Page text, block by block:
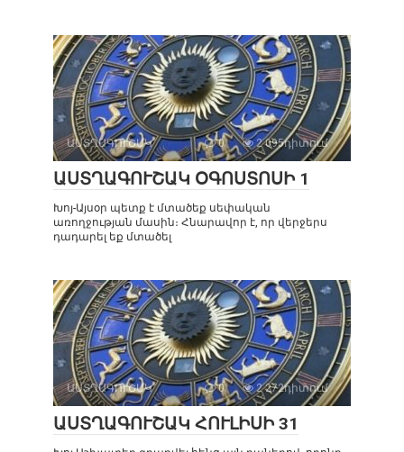
ԱՍՏՂԱԳՈՒՇԱԿ 0 2 095դիտում
ԱՍՏՂԱԳՈՒՇԱԿ ՕԳՈՍՏՈՍԻ 1
Խոյ-Այսօր պետք է մտածեք սեփական
առողջության մասին։ Հնարավոր է, որ վերջերս
դադարել եք մտածել
ԱՍՏՂԱԳՈՒՇԱԿ 0 2 272դիտում
ԱՍՏՂԱԳՈՒՇԱԿ ՀՈՒԼԻՍԻ 31